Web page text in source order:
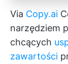
Via Copy.ai
narzędziem
chcących
zawartości